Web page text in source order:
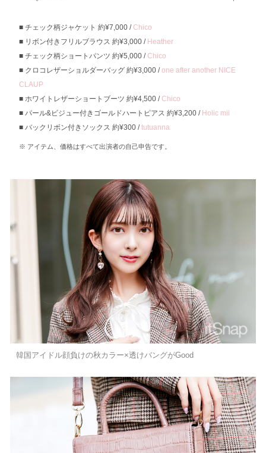
チェック柄ジャケット 約¥7,000 /Chico
リボン付きフリルブラウス 約¥3,000 / Heather
チェック柄ショートパンツ 約¥5,000 /Chico
クロコレザーショルダーバッグ 約¥3,000 /one after another NICE
CLAUP
ホワイトレザーショートブーツ 約¥4,500 /Chico
パール&ビジュー付きゴールドハートピアス 約¥3,200 / Holic mii
バックリボン付きソックス 約¥300 /tutuanna
アイテム、価格はすべて出演者の自己申告です。
韓国アイドル顔負けの秋カラー×透けバングがGood